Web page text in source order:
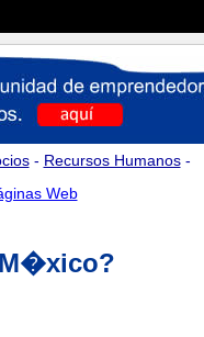
- Recursos Humanos-
Web